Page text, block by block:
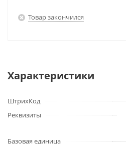
Товар закончился
Характеристики
ШтрихКод
Реквизиты
Базовая единица